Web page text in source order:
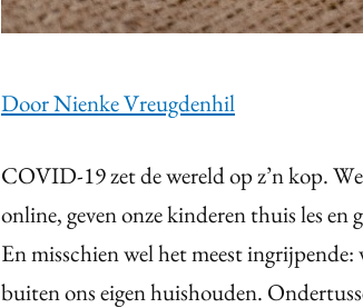
Door Nienke Vreugdenhil
COVID-19 zet de wereld op z’n kop.
online, geven onze kinderen thuis les
En misschien wel het meest
buiten ons eigen huishouden.